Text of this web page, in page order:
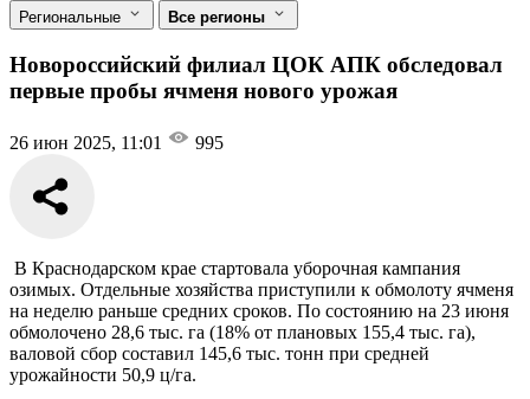
Региональные Все регионы
Новороссийский филиал ЦОК АПК обследовал
первые пробы ячменя нового урожая
26 июн 2025, 11:01 995
В Краснодарском крае стартовала уборочная кампания
озимых. Отдельные хозяйства приступили к обмолоту ячменя
на неделю раньше средних сроков. По состоянию на 23 июня
обмолочено 28,6 тыс. га (18% от плановых 155,4 тыс. га),
валовой сбор составил 145,6 тыс. тонн при средней
урожайности 50,9 ц/га.